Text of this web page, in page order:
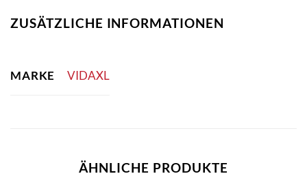
ZUSÄTZLICHE INFORMATIONEN
MARKE VIDAXL
ÄHNLICHE PRODUKTE